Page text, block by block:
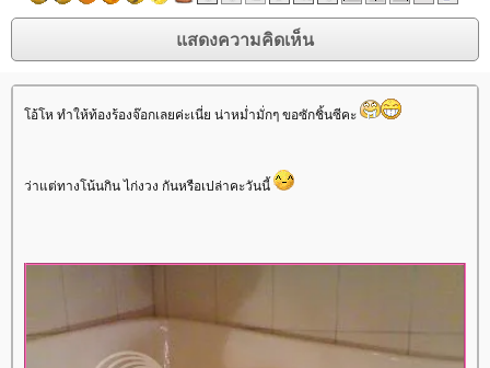
อ้โห ทำให้ท้องร้องจ๊อกเลยค่ะเนี่ย น่าหม่ำมั่กๆ ขอซักชิ้นซีคะ
ว่าแต่ทางโน้นกิน ไก่งวง กันหรือเปล่าคะวันนี้